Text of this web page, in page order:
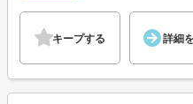
キープする 詳細